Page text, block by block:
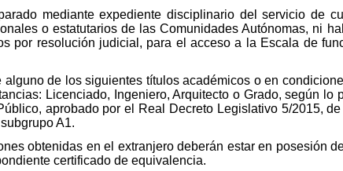
mediante expediente disciplinario del servicio de
o estatutarios de las Comunidades Autónomas, ni
por resolución judicial, para el acceso a la Escala de
de los siguientes títulos académicos o en
Licenciado, Ingeniero, Arquitecto o Grado, según lo
aprobado por el Real Decreto Legislativo 5/2015,
A1.
obtenidas en el extranjero deberán estar en posesión
certificado de equivalencia.